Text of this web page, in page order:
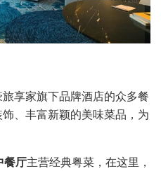
享家旗下品牌酒店的众多餐
、丰富新颖的美味菜品，为
厅主营经典粤菜，在这里，